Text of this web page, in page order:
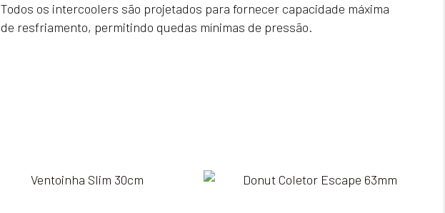
Todos os intercoolers são projetados para fornecer capacidade máxima
de resfriamento, permitindo quedas mínimas de pressão.